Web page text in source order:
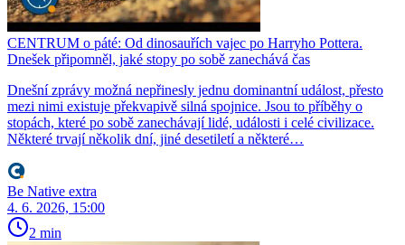
CENTRUM o páté: Od dinosauřích vajec po Harryho Pottera.
Dnešek připomněl, jaké stopy po sobě zanechává čas
Dnešní zprávy možná nepřinesly jednu dominantní událost, přesto
mezi nimi existuje překvapivě silná spojnice. Jsou to příběhy o
stopách, které po sobě zanechávají lidé, události i celé civilizace.
Některé trvají několik dní, jiné desetiletí a některé…
Be Native extra
4. 6. 2026, 15:00
2 min